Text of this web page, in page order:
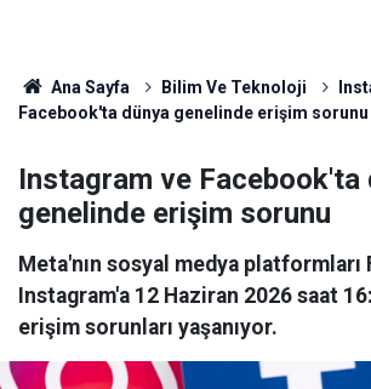
Ana Sayfa Bilim Ve Teknoloji
Facebook'ta dünya genelinde erişim sorunu
Instagram ve Facebook'ta
genelinde erişim sorunu
Meta'nın sosyal medya platformları
Instagram'a 12 Haziran 2026 saat
erişim sorunları yaşanıyor.